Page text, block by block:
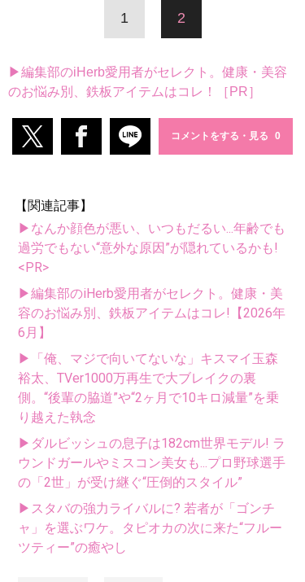
1 2
▶編集部のiHerb愛用者がセレクト。健康・美容
のお悩み別、鉄板アイテムはコレ！［PR］
コメントをする・見る
【関連記事】
▶なんか顔色が悪い、いつもだるい...年齢でも
過労でもない“意外な原因”が隠れているかも!
<PR>
▶編集部のiHerb愛用者がセレクト。健康・美
容のお悩み別、鉄板アイテムはコレ!【2026年
6月】
▶「俺、マジで向いてないな」キスマイ玉森
裕太、TVer1000万再生で大ブレイクの裏
側。“後輩の脇道”や“2ヶ月で10キロ減量”を乗
り越えた執念
▶ダルビッシュの息子は182cm世界モデル! ラ
ウンドガールやミスコン美女も...プロ野球選手
の「2世」が受け継ぐ“圧倒的スタイル”
▶スタバの強力ライバルに? 若者が「ゴンチ
ャ」を選ぶワケ。タピオカの次に来た“フルー
ツティー”の癒やし